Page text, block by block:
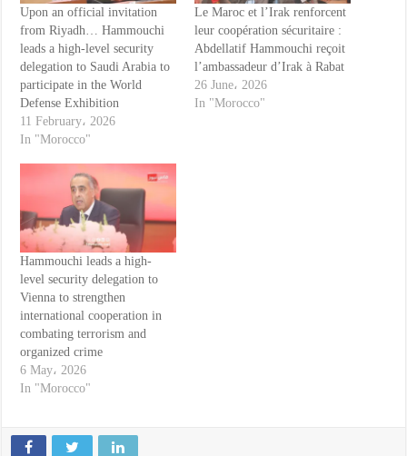
Upon an official invitation
from Riyadh… Hammouchi
leads a high-level security
delegation to Saudi Arabia to
participate in the World
Defense Exhibition
11 February، 2026
In "Morocco"
Le Maroc et l’Irak renforcent
leur coopération sécuritaire :
Abdellatif Hammouchi reçoit
l’ambassadeur d’Irak à Rabat
26 June، 2026
In "Morocco"
Hammouchi leads a high-
level security delegation to
Vienna to strengthen
international cooperation in
combating terrorism and
organized crime
6 May، 2026
In "Morocco"